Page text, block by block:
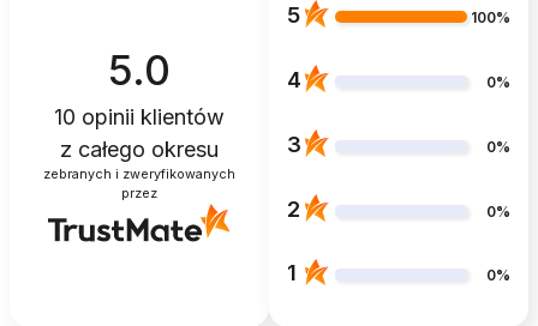
5.0
10 opinii klientów
z całego okresu
zebranych i zweryfikowanych
przez
5 100%
4 0%
3 0%
2 0%
1 0%